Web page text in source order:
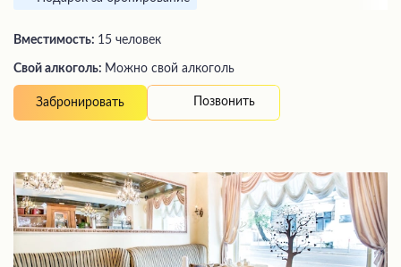
Вместимость: 15 человек
Свой алкоголь: Можно свой алкоголь
Забронировать Позвонить